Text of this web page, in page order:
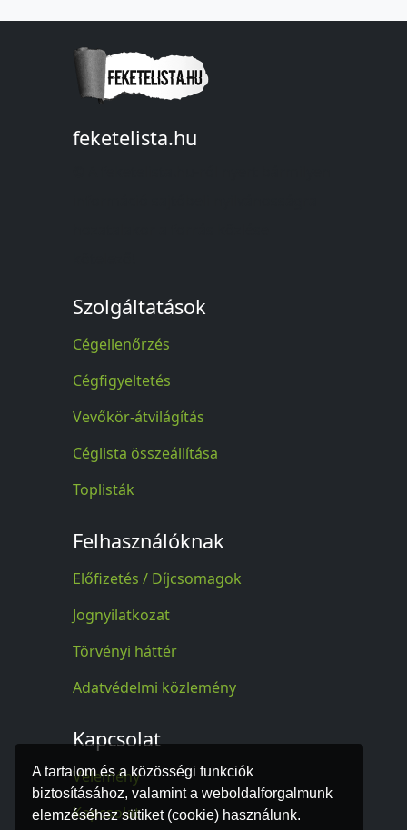
A tartalom és a közösségi funkciók
biztosításához, valamint a weboldalforgalmunk
elemzéséhez sütiket (cookie) használunk.
feketelista.hu
Szolgáltatások
Cégellenőrzés
Cégfigyeltetés
Vevőkör-átvilágítás
Céglista összeállítása
Toplisták
Felhasználóknak
Előfizetés / Díjcsomagok
Jognyilatkozat
Törvényi háttér
Adatvédelmi közlemény
Kapcsolat
Vélemény
Kapcsolat